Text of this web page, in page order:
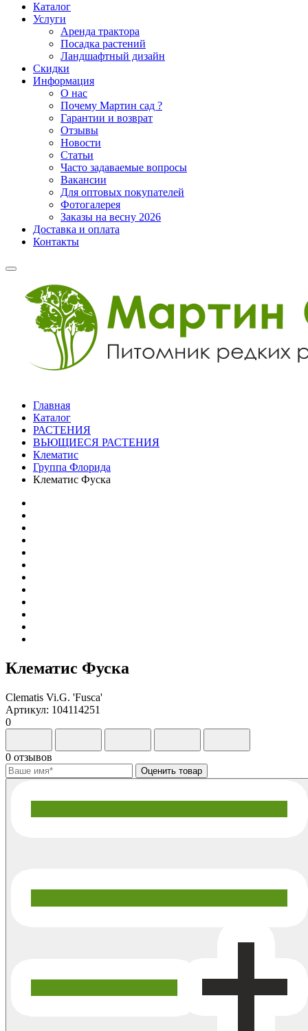
Каталог
Услуги
Аренда трактора
Посадка растений
Ландшафтный дизайн
Скидки
Информация
О нас
Почему Мартин сад ?
Гарантии и возврат
Отзывы
Новости
Статьи
Часто задаваемые вопросы
Вакансии
Для оптовых покупателей
Фотогалерея
Заказы на весну 2026
Доставка и оплата
Контакты
Главная
Каталог
РАСТЕНИЯ
ВЬЮЩИЕСЯ РАСТЕНИЯ
Клематис
Группа Флорида
Клематис Фуска
Клематис Фуска
Clematis Vi.G. 'Fusca'
Артикул: 104114251
0
0 отзывов